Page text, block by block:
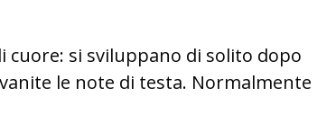
cuore: si sviluppano di solito dopo
le note di testa. Normalmente